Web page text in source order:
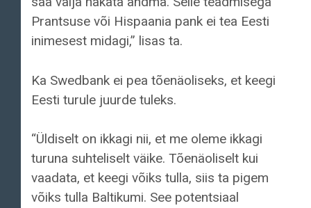
Prantsuse või Hispaania pank ei tea Eesti
inimesest midagi,” lisas ta.
Ka Swedbank ei pea tõenäoliseks, et keegi
Eesti turule juurde tuleks.
“Üldiselt on ikkagi nii, et me oleme ikkagi
turuna suhteliselt väike. Tõenäoliselt kui
vaadata, et keegi võiks tulla, siis ta pigem
võiks tulla Baltikumi. See potentsiaal